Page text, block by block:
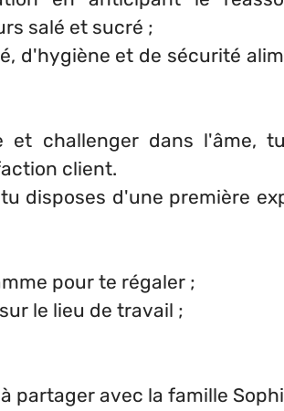
salé et sucré ;
d'hygiène et de sécurité
et challenger dans l'âme,
client.
disposes d'une première
pour te régaler ;
le lieu de travail ;
partager avec la famille